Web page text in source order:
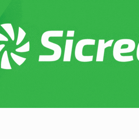
com programação esportiva
ou petróleo em ovos
idosos na zona Leste
1kg de ouro em Rondônia
Gaspar como vice, alvo de denúncia